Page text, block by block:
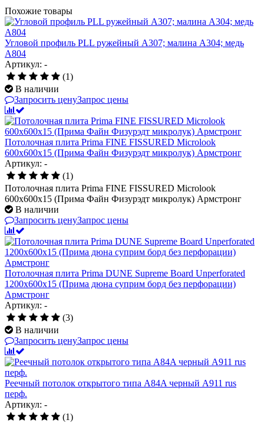
Похожие товары
Угловой профиль PLL ружейный А307; малина А304; медь
А804
Артикул: -
(1)
В наличии
Запросить ценуЗапрос цены
Потолочная плита Prima FINE FISSURED Microlook
600x600x15 (Прима Файн Физурэдт микролук) Армстронг
Артикул: -
(1)
Потолочная плита Prima FINE FISSURED Microlook
600x600x15 (Прима Файн Физурэдт микролук) Армстронг
В наличии
Запросить ценуЗапрос цены
Потолочная плита Prima DUNE Supreme Board Unperforated
1200x600x15 (Прима дюна суприм борд без перфорации)
Армстронг
Артикул: -
(3)
В наличии
Запросить ценуЗапрос цены
Реечный потолок открытого типа A84A черный A911 rus
перф.
Артикул: -
(1)